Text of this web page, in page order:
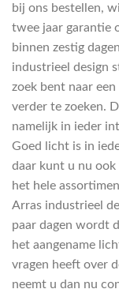
bij ons bestellen,
twee jaar garantie
binnen zestig
industrieel design
zoek bent naar
verder te zoeken.
namelijk in ieder
Goed licht is in
daar kunt u nu
het hele
Arras industrieel
paar dagen wordt
het aangename
vragen heeft over
neemt u dan nu